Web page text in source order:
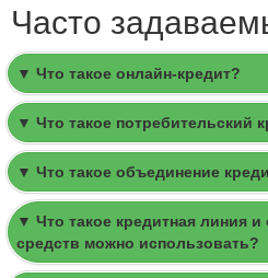
Часто
▼ Что такое онлайн-кредит?
▼ Что такое потребительский
▼ Что такое объединение
▼ Что такое кредитная линия
средств можно использовать?